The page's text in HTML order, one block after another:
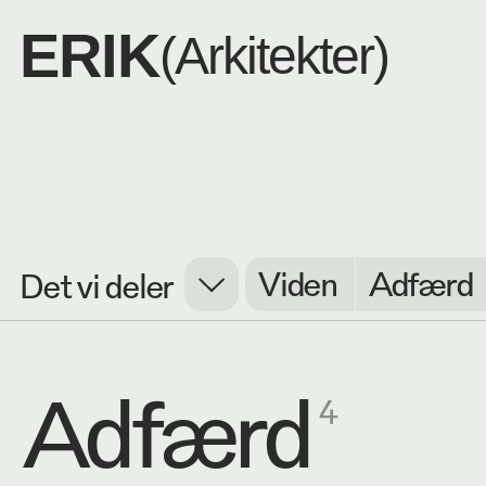
ERIK(Arkitekter)
Dem vi er
Det vi deler Viden Adfærd
Adfærd 4